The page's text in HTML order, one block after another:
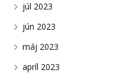
júl 2023
jún 2023
máj 2023
apríl 2023